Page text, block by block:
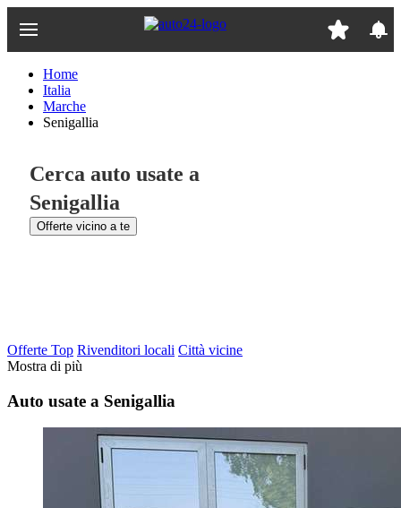
Home
Italia
Marche
Senigallia
Cerca auto usate a
Senigallia
Offerte vicino a te
Offerte Top Rivenditori locali Città vicine
Mostra di più
Auto usate a Senigallia